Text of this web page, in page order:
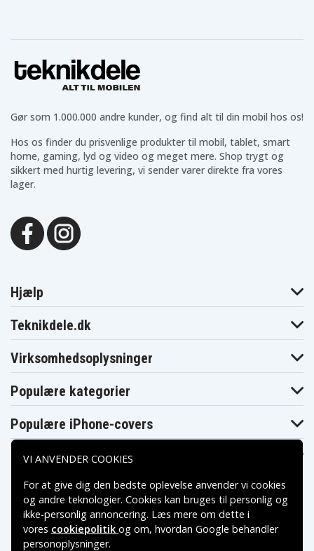
Gør som 1.000.000 andre kunder, og find alt til din mobil hos os!
Hos os finder du prisvenlige produkter til mobil, tablet, smart
home, gaming, lyd og video og meget mere. Shop trygt og
sikkert med hurtig levering, vi sender varer direkte fra vores
lager.
Hjælp
Teknikdele.dk
Virksomhedsoplysninger
Populære kategorier
Populære iPhone-covers
Populære Samsung-covers
Betalingsmuligheder
VI ANVENDER COOKIES
For at give dig den bedste oplevelse anvender vi cookies
og andre teknologier. Cookies kan bruges til personlig og
ikke-personlig annoncering. Læs mere om dette i
vores cookiepolitik og om, hvordan Google behandler
personoplysninger.